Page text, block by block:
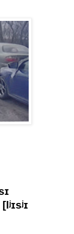
[lʲɪsʲɪ